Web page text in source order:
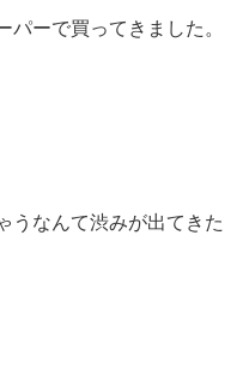
ーで買ってきました。
うなんて渋みが出てきた